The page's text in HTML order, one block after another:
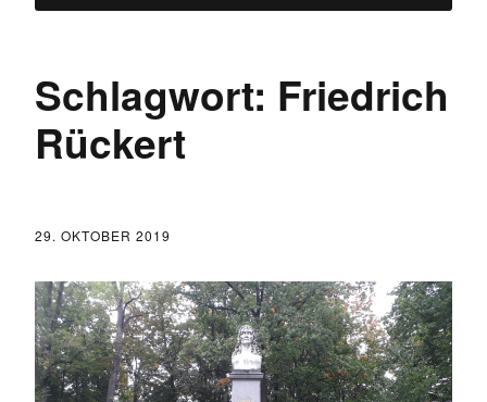
Schlagwort: Friedrich
Rückert
29. OKTOBER 2019